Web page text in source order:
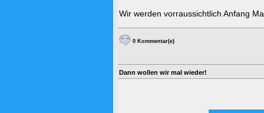
Wir werden vorraussichtlich Anfang
0 Kommentar(e)
Dann wollen wir mal wieder!